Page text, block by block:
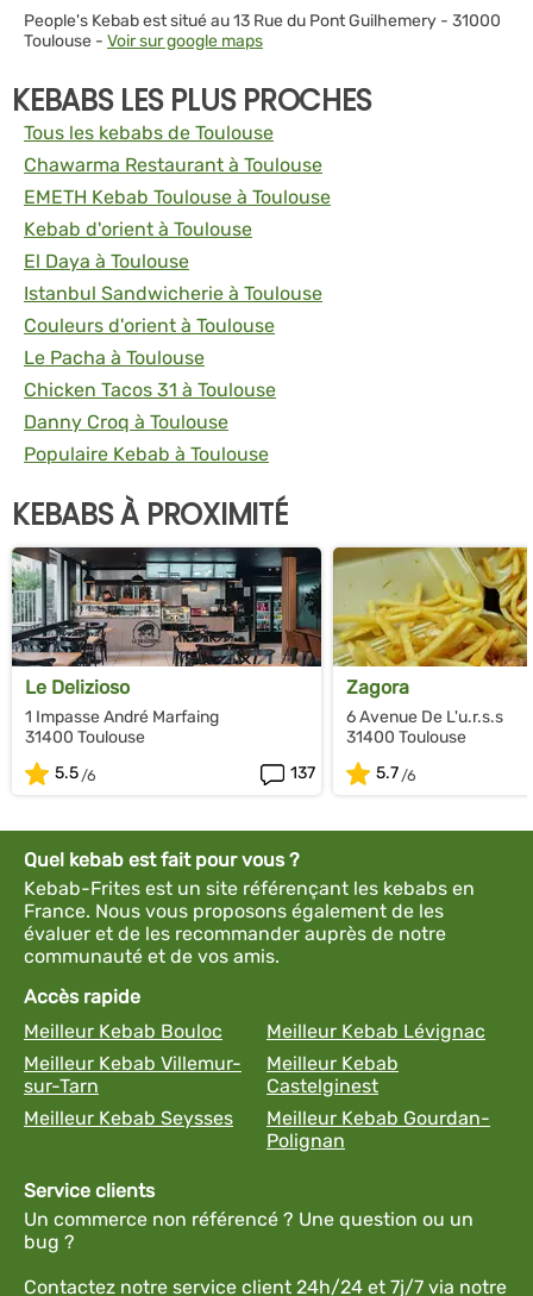
People's Kebab est situé au 13 Rue du Pont Guilhemery - 31000
Toulouse - Voir sur google maps
KEBABS LES PLUS PROCHES
Tous les kebabs de Toulouse
Chawarma Restaurant à Toulouse
EMETH Kebab Toulouse à Toulouse
Kebab d'orient à Toulouse
El Daya à Toulouse
Istanbul Sandwicherie à Toulouse
Couleurs d'orient à Toulouse
Le Pacha à Toulouse
Chicken Tacos 31 à Toulouse
Danny Croq à Toulouse
Populaire Kebab à Toulouse
KEBABS À PROXIMITÉ
Le Delizioso
1 Impasse André Marfaing
31400 Toulouse
5.5
137
Zagora
6 Avenue De L'u.r.s.s
31400 Toulouse
5.7
Quel kebab est fait pour vous ?
Kebab-Frites est un site référençant les kebabs en
France. Nous vous proposons également de les
évaluer et de les recommander auprès de notre
communauté et de vos amis.
Accès rapide
Meilleur Kebab Bouloc
Meilleur Kebab Lévignac
Meilleur Kebab Villemur-
sur-Tarn
Meilleur Kebab
Castelginest
Meilleur Kebab Seysses
Meilleur Kebab Gourdan-
Polignan
Service clients
Un commerce non référencé ? Une question ou un
bug ?
Contactez notre service client 24h/24 et 7j/7 via notre